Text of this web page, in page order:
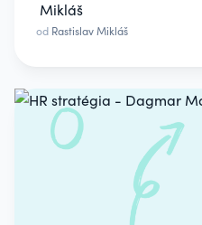
od Rastislav Mikláš